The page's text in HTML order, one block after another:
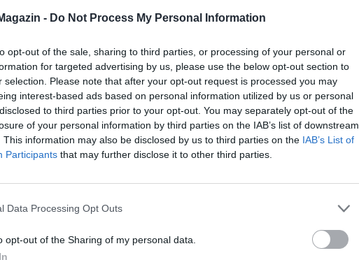
- Do Not Process My Personal Information
opt-out of the sale, sharing to third parties, or processing of your personal or
for targeted advertising by us, please use the below opt-out section to
selection. Please note that after your opt-out request is processed you may
interest-based ads based on personal information utilized by us or personal
to third parties prior to your opt-out. You may separately opt-out of the
of your personal information by third parties on the IAB’s list of downstream
This information may also be disclosed by us to third parties on the IAB’s List of
Participants that may further disclose it to other third parties.
Data Processing Opt Outs
opt-out of the Sharing of my personal data.
annak a férfinak, aki mindig tudja a tutit, és
Megvan ugye?
hogy ugye a változó kor, ami a nők nőiességének
soha még csak nem is hallott potenciazavarról – a
érinti, amikor abba a válságba kerülnek, hogy
ez a nagy felismerés?Mert azt nehezen hiszem
megromlanak. Talán ő romlott meg valamikor
régen, legbelül.